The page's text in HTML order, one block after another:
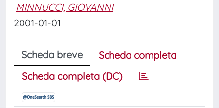
MINNUCCI, GIOVANNI
2001-01-01
Scheda breve
Scheda completa
Scheda completa (DC)